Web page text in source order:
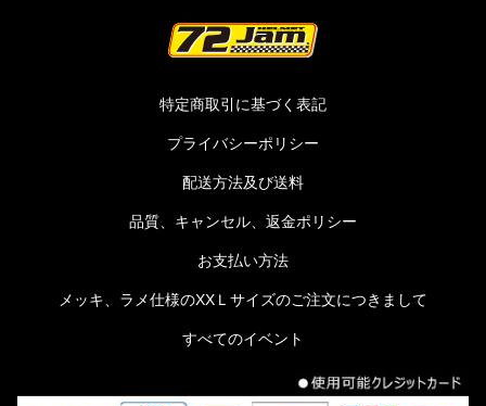
特定商取引に基づく表記
プライバシーポリシー
配送方法及び送料
品質、キャンセル、返金ポリシー
お支払い方法
メッキ、ラメ仕様のXXＬサイズのご注文につきまして
すべてのイベント